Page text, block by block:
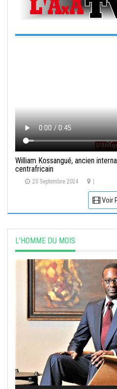
William Kossangué, ancien
centrafricain
23 Septembre 2024 |
Voir
L'HOMME DU MOIS